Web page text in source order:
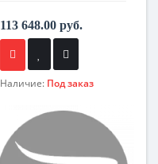
113 648.00 руб.
Наличие: Под заказ